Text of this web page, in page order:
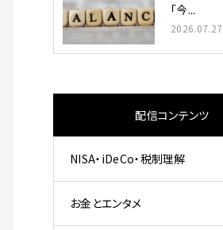
「今...
2026.07.27
配信コンテンツ
NISA・iDeCo・税制理解
お金とエンタメ